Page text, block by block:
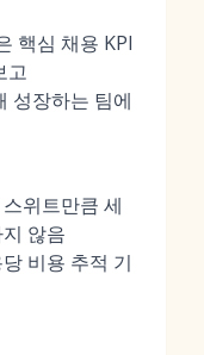
핵심 채용 KPI
고
성장하는 팀에
위트만큼 세
않음
비용 추적 기